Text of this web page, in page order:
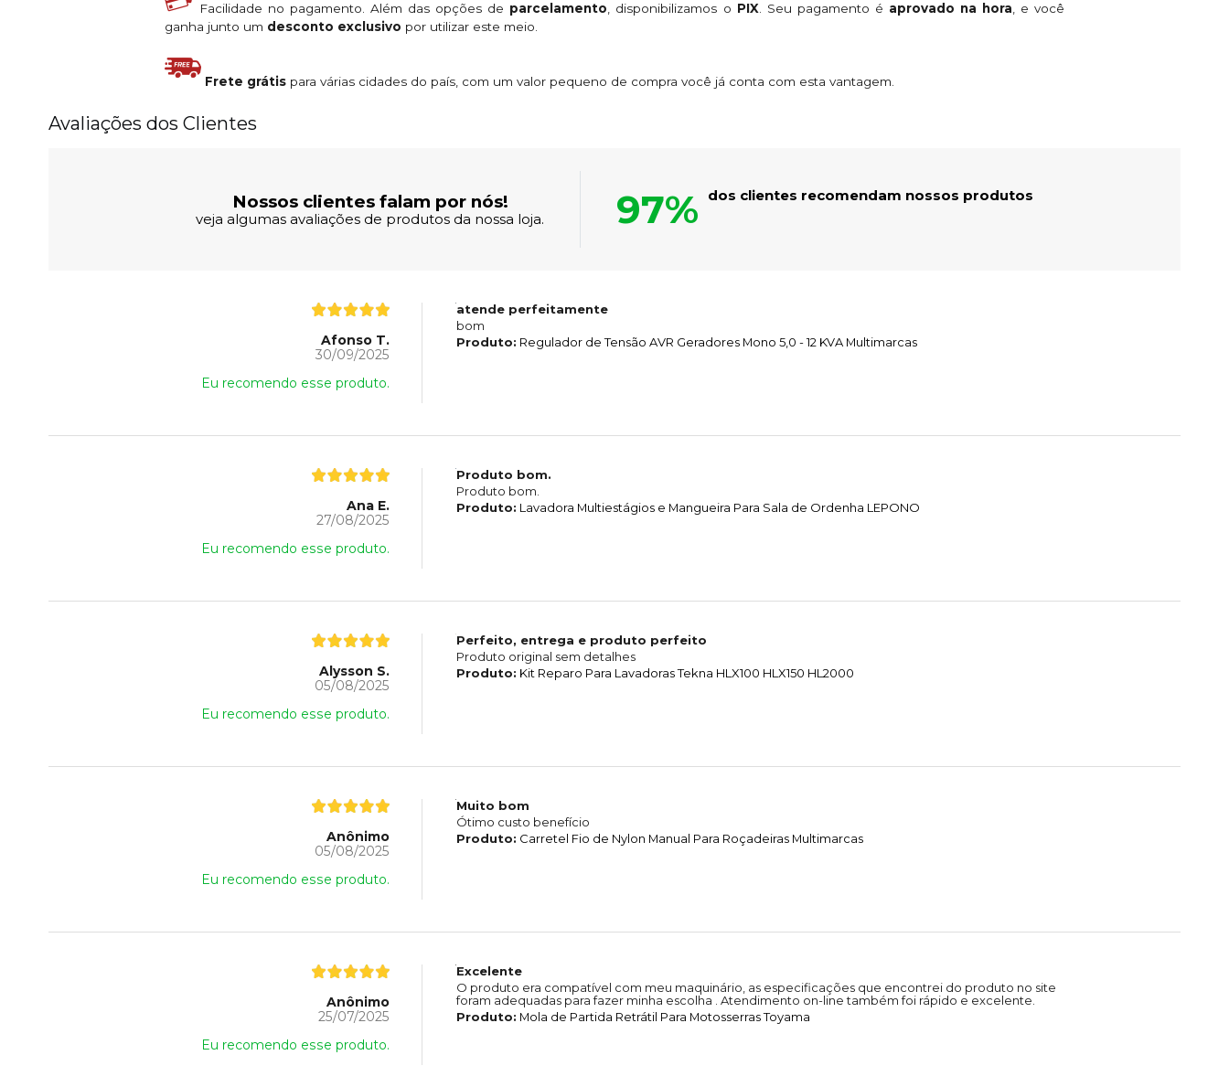
Facilidade no pagamento. Além das opções de parcelamento, disponibilizamos o PIX. Seu pagamento é aprovado na hora, e você
ganha junto um desconto exclusivo por utilizar este meio.
Frete grátis para várias cidades do país, com um valor pequeno de compra você já conta com esta vantagem.
Avaliações dos Clientes
Nossos clientes falam por nós!
veja algumas avaliações de produtos da nossa loja. 97% dos clientes recomendam nossos produtos
Afonso T.
30/09/2025
Eu recomendo esse produto.
atende perfeitamente
bom
Produto: Regulador de Tensão AVR Geradores Mono 5,0 - 12 KVA Multimarcas
Ana E.
27/08/2025
Eu recomendo esse produto.
Produto bom.
Produto bom.
Produto: Lavadora Multiestágios e Mangueira Para Sala de Ordenha LEPONO
Alysson S.
05/08/2025
Eu recomendo esse produto.
Perfeito, entrega e produto perfeito
Produto original sem detalhes
Produto: Kit Reparo Para Lavadoras Tekna HLX100 HLX150 HL2000
Anônimo
05/08/2025
Eu recomendo esse produto.
Muito bom
Ótimo custo benefício
Produto: Carretel Fio de Nylon Manual Para Roçadeiras Multimarcas
Anônimo
25/07/2025
Eu recomendo esse produto.
Excelente
O produto era compatível com meu maquinário, as especificações que encontrei do produto no site
foram adequadas para fazer minha escolha . Atendimento on-line também foi rápido e excelente.
Produto: Mola de Partida Retrátil Para Motosserras Toyama